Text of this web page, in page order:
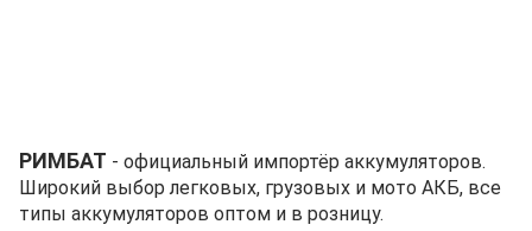
РИМБАТ - официальный импортёр аккумуляторов.
Широкий выбор легковых, грузовых и мото АКБ, все
типы аккумуляторов оптом и в розницу.